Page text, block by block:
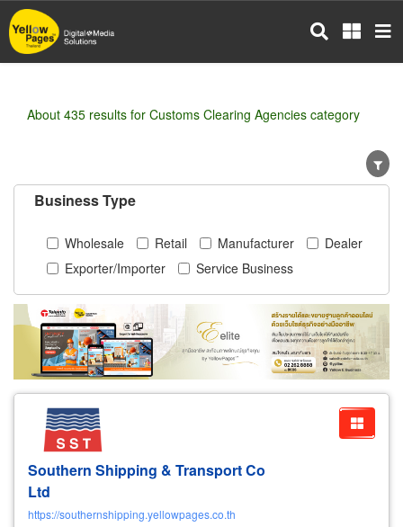
Skip
to
main
About 435 results for Customs Clearing Agencies category
Business Type
Wholesale Retail Manufacturer
Dealer
Exporter/Importer
Service Business
Southern Shipping & Transport Co
Ltd
https://southernshipping.yellowpages.co.th